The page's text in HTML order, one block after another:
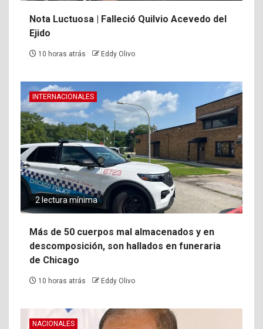
Nota Luctuosa | Falleció Quilvio Acevedo del
Ejido
10 horas atrás Eddy Olivo
INTERNACIONALES
2 lectura mínima
Más de 50 cuerpos mal almacenados y en
descomposición, son hallados en funeraria
de Chicago
10 horas atrás Eddy Olivo
NACIONALES